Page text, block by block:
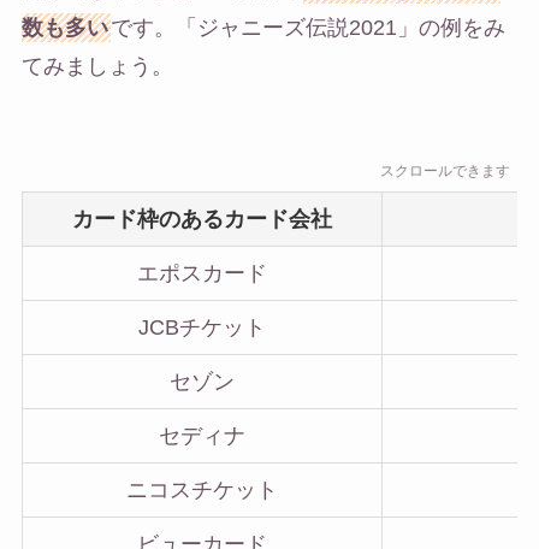
数も多いです。「ジャニーズ伝説2021」の例をみ
てみましょう。
スクロールできます
カード枠のあるカード会社
エポスカード
JCBチケット
セゾン
セディナ
ニコスチケット
ビューカード